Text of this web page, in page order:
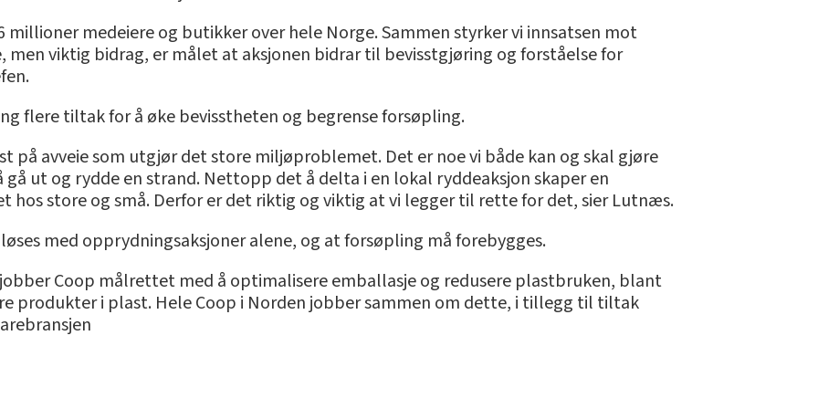
millioner medeiere og butikker over hele Norge. Sammen styrker vi innsatsen mot
men viktig bidrag, er målet at aksjonen bidrar til bevisstgjøring og forståelse for
flere tiltak for å øke bevisstheten og begrense forsøpling.
på avveie som utgjør det store miljøproblemet. Det er noe vi både kan og skal gjøre
ut og rydde en strand. Nettopp det å delta i en lokal ryddeaksjon skaper en
hos store og små. Derfor er det riktig og viktig at vi legger til rette for det, sier Lutnæs.
med opprydningsaksjoner alene, og at forsøpling må forebygges.
Coop målrettet med å optimalisere emballasje og redusere plastbruken, blant
produkter i plast. Hele Coop i Norden jobber sammen om dette, i tillegg til tiltak